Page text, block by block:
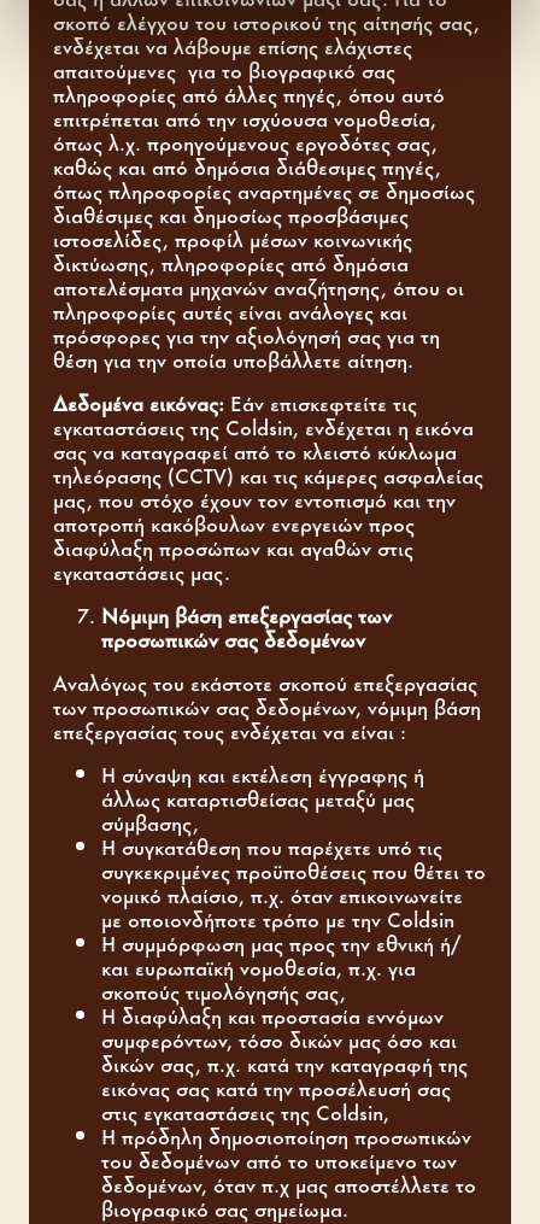
σκοπό ελέγχου του ιστορικού της αίτησής σας,
ενδέχεται να λάβουμε επίσης ελάχιστες
απαιτούμενες για το βιογραφικό σας
πληροφορίες από άλλες πηγές, όπου αυτό
επιτρέπεται από την ισχύουσα νομοθεσία,
όπως λ.χ. προηγούμενους εργοδότες σας,
καθώς και από δημόσια διάθεσιμες πηγές,
όπως πληροφορίες αναρτημένες σε δημοσίως
διαθέσιμες και δημοσίως προσβάσιμες
ιστοσελίδες, προφίλ μέσων κοινωνικής
δικτύωσης, πληροφορίες από δημόσια
αποτελέσματα μηχανών αναζήτησης, όπου οι
πληροφορίες αυτές είναι ανάλογες και
πρόσφορες για την αξιολόγησή σας για τη
θέση για την οποία υποβάλλετε αίτηση.
Δεδομένα εικόνας: Εάν επισκεφτείτε τις
εγκαταστάσεις της Coldsin, ενδέχεται η εικόνα
σας να καταγραφεί από το κλειστό κύκλωμα
τηλεόρασης (CCTV) και τις κάμερες ασφαλείας
μας, που στόχο έχουν τον εντοπισμό και την
αποτροπή κακόβουλων ενεργειών προς
διαφύλαξη προσώπων και αγαθών στις
εγκαταστάσεις μας.
Νόμιμη βάση επεξεργασίας των
προσωπικών σας δεδομένων
Αναλόγως του εκάστοτε σκοπού επεξεργασίας
των προσωπικών σας δεδομένων, νόμιμη βάση
επεξεργασίας τους ενδέχεται να είναι :
Η σύναψη και εκτέλεση έγγραφης ή
άλλως καταρτισθείσας μεταξύ μας
σύμβασης,
Η συγκατάθεση που παρέχετε υπό τις
συγκεκριμένες προϋποθέσεις που θέτει το
νομικό πλαίσιο, π.χ. όταν επικοινωνείτε
με οποιονδήποτε τρόπο με την Coldsin
Η συμμόρφωση μας προς την εθνική ή/
και ευρωπαϊκή νομοθεσία, π.χ. για
σκοπούς τιμολόγησής σας,
Η διαφύλαξη και προστασία εννόμων
συμφερόντων, τόσο δικών μας όσο και
δικών σας, π.χ. κατά την καταγραφή της
εικόνας σας κατά την προσέλευσή σας
στις εγκαταστάσεις της Coldsin,
Η πρόδηλη δημοσιοποίηση προσωπικών
του δεδομένων από το υποκείμενο των
δεδομένων, όταν π.χ μας αποστέλλετε το
βιογραφικό σας σημείωμα.